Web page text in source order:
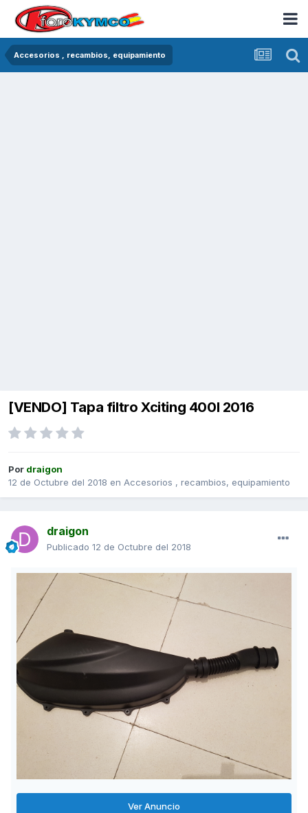
Accesorios , recambios, equipamiento
[VENDO] Tapa filtro Xciting 400I 2016
Por draigon
12 de Octubre del 2018 en Accesorios , recambios, equipamiento
draigon
Publicado 12 de Octubre del 2018
Ver Anuncio